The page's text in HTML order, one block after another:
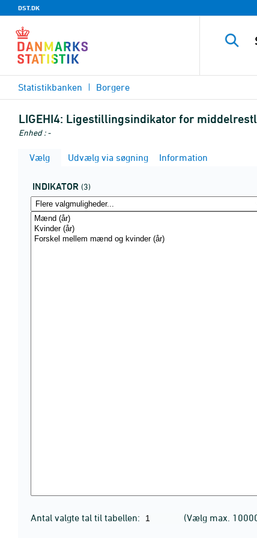
DST.DK
Statistikbanken Borgere
LIGEHI4: Ligestillingsindikator for
Enhed : -
Vælg Udvælg via søgning Information
INDIKATOR (3)
Antal valgte tal til tabellen: (Vælg max.